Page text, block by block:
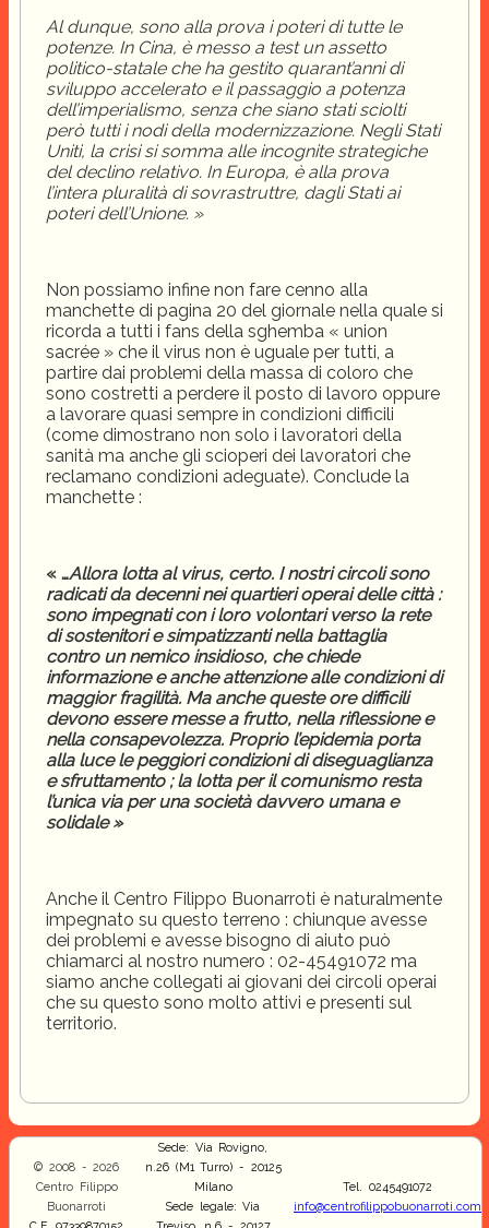
Al dunque, sono alla prova i poteri di tutte le
potenze. In Cina, è messo a test un assetto
politico-statale che ha gestito quarant’anni di
sviluppo accelerato e il passaggio a potenza
dell’imperialismo, senza che siano stati sciolti
però tutti i nodi della modernizzazione. Negli Stati
Uniti, la crisi si somma alle incognite strategiche
del declino relativo. In Europa, è alla prova
l’intera pluralità di sovrastruttre, dagli Stati ai
poteri dell’Unione. »
Non possiamo infine non fare cenno alla
manchette di pagina 20 del giornale nella quale si
ricorda a tutti i fans della sghemba « union
sacrée » che il virus non è uguale per tutti, a
partire dai problemi della massa di coloro che
sono costretti a perdere il posto di lavoro oppure
a lavorare quasi sempre in condizioni difficili
(come dimostrano non solo i lavoratori della
sanità ma anche gli scioperi dei lavoratori che
reclamano condizioni adeguate). Conclude la
manchette :
« …Allora lotta al virus, certo. I nostri circoli sono
radicati da decenni nei quartieri operai delle città :
sono impegnati con i loro volontari verso la rete
di sostenitori e simpatizzanti nella battaglia
contro un nemico insidioso, che chiede
informazione e anche attenzione alle condizioni di
maggior fragilità. Ma anche queste ore difficili
devono essere messe a frutto, nella riflessione e
nella consapevolezza. Proprio l’epidemia porta
alla luce le peggiori condizioni di diseguaglianza
e sfruttamento ; la lotta per il comunismo resta
l’unica via per una società davvero umana e
solidale »
Anche il Centro Filippo Buonarroti è naturalmente
impegnato su questo terreno : chiunque avesse
dei problemi e avesse bisogno di aiuto può
chiamarci al nostro numero : 02-45491072 ma
siamo anche collegati ai giovani dei circoli operai
che su questo sono molto attivi e presenti sul
territorio.
© 2008 - 2026
Centro Filippo
Buonarroti
Sede: Via Rovigno,
n.26 (M1 Turro) - 20125
Milano
Sede legale: Via
Tel. 0245491072
info@centrofilippobuonarroti.com